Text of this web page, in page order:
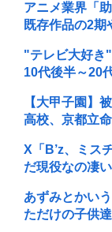
アニメ業界「
既存作品の2期
"テレビ大好き
10代後半～20
【大甲子園】
高校、京都立
X「B’z、ミス
だ現役なの凄
あずみとかい
ただけの子供